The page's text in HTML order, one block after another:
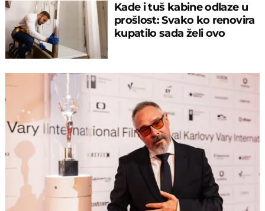
Kade i tuš kabine odlaze u
prošlost: Svako ko renovira
kupatilo sada želi ovo